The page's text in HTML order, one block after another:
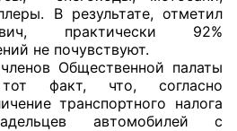
В результате, отметил
практически 92%
не почувствуют.
Общественной палаты
факт, что, согласно
транспортного налога
автомобилей с